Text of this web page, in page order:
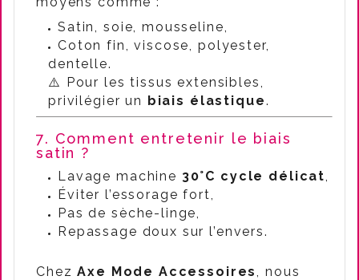
Satin, soie, mousseline,
Coton fin, viscose, polyester,
dentelle.
⚠️ Pour les tissus extensibles,
privilégier un biais élastique.
7. Comment entretenir le biais
satin ?
Lavage machine 30°C cycle délicat
Éviter l’essorage fort,
Pas de sèche-linge,
Repassage doux sur l’envers.
ChezAxe Mode Accessoires
, nous